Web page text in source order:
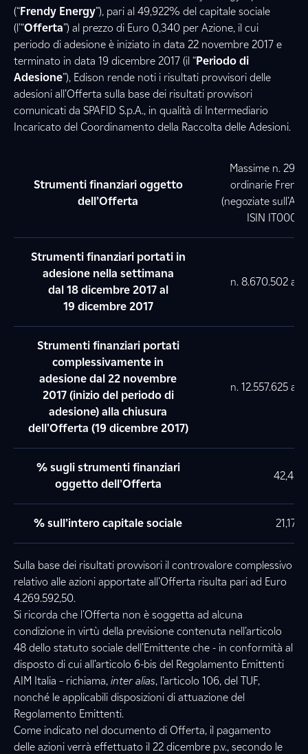
(“Frendy Energy”), pari al 49,922% del capitale sociale
(l’“Offerta”) al prezzo di Euro 0,340 per Azione, il cui
periodo di adesione è iniziato in data 22 novembre 2017 e
terminato in data 19 dicembre 2017 (il “Periodo di
Adesione”), Edison rende noti i risultati provvisori delle
adesioni all’Offerta sulla base dei risultati provvisori
comunicati da SPAFID S.p.A., in qualità di Intermediario
Incaricato del Coordinamento della Raccolta delle Adesioni.
Strumenti finanziari oggetto
dell’Offerta
Massime n.
ordinarie
(negoziate
ISIN
Strumenti finanziari portati in
adesione nella settimana
dal 18 dicembre 2017 al
19 dicembre 2017
n. 8.670.502
Strumenti finanziari portati
complessivamente in
adesione dal 22 novembre
2017 (inizio del periodo di
adesione) alla chiusura
dell'Offerta (19 dicembre 2017)
n. 12.557.625
% sugli strumenti finanziari
oggetto dell’Offerta
% sull’intero capitale sociale 21,170
Sulla base dei risultati provvisori il controvalore complessivo
relativo alle azioni apportate all’Offerta risulta pari ad Euro
4.269.592,50.
Si ricorda che l'Offerta non è soggetta ad alcuna
condizione in virtù della previsione contenuta nell’articolo
48 dello statuto sociale dell’Emittente che - in conformità al
disposto di cui all’articolo 6-bis del Regolamento Emittenti
AIM Italia – richiama, inter alias, l’articolo 106, del TUF,
nonché le applicabili disposizioni di attuazione del
Regolamento Emittenti.
Come indicato nel documento di Offerta, il pagamento
delle azioni verrà effettuato il 22 dicembre p.v., secondo le